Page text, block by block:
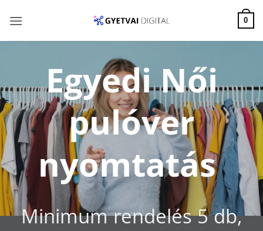
0
Egyedi Női
pulóver
nyomtatás
Minimum rendelés 5 db,